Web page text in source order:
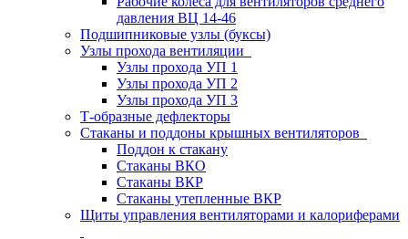
давления ВЦ 14-46
Подшипниковые узлы (буксы)
Узлы прохода вентиляции
Узлы прохода УП 1
Узлы прохода УП 2
Узлы прохода УП 3
Т-образные дефлекторы
Стаканы и поддоны крышных вентиляторов
Поддон к стакану
Стаканы ВКО
Стаканы ВКР
Стаканы утепленные ВКР
Щиты управления вентиляторами и калориферами